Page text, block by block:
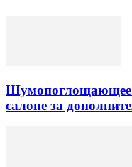
Шумопоглощающее
салоне за